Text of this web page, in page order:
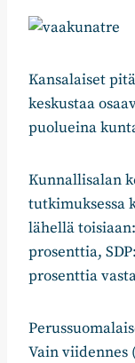
Kansalaiset
keskustaa
puolueina
Kunnallisalan
tutkimuksessa
lähellä
prosenttia,
prosenttia
Vain viidennes